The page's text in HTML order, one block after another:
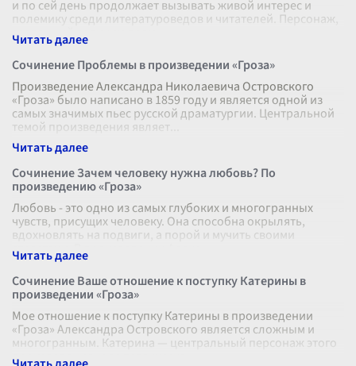
и по сей день продолжает вызывать живой интерес и
полемику среди литературоведов и читателей. Персонаж,
созданный великим драм
Сочинение Проблемы в произведении «Гроза»
Произведение Александра Николаевича Островского
«Гроза» было написано в 1859 году и является одной из
самых значимых пьес русской драматургии. Центральной
темой произведения являет
Сочинение Зачем человеку нужна любовь? По
произведению «Гроза»
Любовь - это одно из самых глубоких и многогранных
чувств, присущих человеку. Она способна окрылять,
вдохновлять на подвиги, а порой и мучить своими
страстями. В произведении Алекс
Сочинение Ваше отношение к поступку Катерины в
произведении «Гроза»
Мое отношение к поступку Катерины в произведении
«Гроза» Александра Островского является сложным и
многогранным. Катерина — центральный персонаж этого
произведения, и ее трагическа